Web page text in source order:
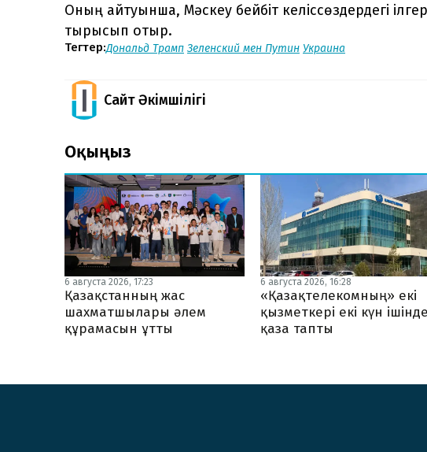
Оның айтуынша, Мәскеу бейбіт келіссөздердегі
тырысып отыр.
Тегтер:Дональд Трамп Зеленский мен Путин Украина
Сайт Әкімшілігі
Оқыңыз
6 августа 2026, 17:23
Қазақстанның жас
шахматшылары әлем
құрамасын ұтты
6 августа 2026, 16:28
«Қазақтелекомның» екі
қызметкері екі күн ішінде
қаза тапты